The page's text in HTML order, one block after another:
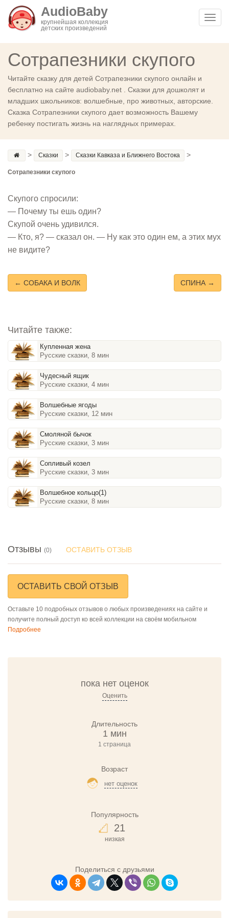
AudioBaby
крупнейшая коллекция
детских произведений
Сотрапезники скупого
Читайте сказку для детей Сотрапезники скупого онлайн и
бесплатно на сайте audiobaby.net . Сказки для дошколят и
младших школьников: волшебные, про животных, авторские.
Сказка Сотрапезники скупого дает возможность Вашему
ребенку постигать жизнь на наглядных примерах.
> Сказки > Сказки Кавказа и Ближнего Востока >
Сотрапезники скупого
Скупого спросили:
— Почему ты ешь один?
Скупой очень удивился.
— Кто, я? — сказал он. — Ну как это один ем, а этих мух
не видите?
← СОБАКА И ВОЛК СПИНА →
Читайте также:
Купленная жена
Русские сказки, 8 мин
Чудесный ящик
Русские сказки, 4 мин
Волшебные ягоды
Русские сказки, 12 мин
Смоляной бычок
Русские сказки, 3 мин
Сопливый козел
Русские сказки, 3 мин
Волшебное кольцо(1)
Русские сказки, 8 мин
Отзывы (0) ОСТАВИТЬ ОТЗЫВ
ОСТАВИТЬ СВОЙ ОТЗЫВ
Оставьте 10 подробных отзывов о любых произведениях на сайте и
получите полный доступ ко всей коллекции на своём мобильном
Подробнее
пока нет оценок
Оценить
Длительность
1 мин
1 страница
Возраст
нет оценок
Популярность
21
низкая
Поделиться с друзьями